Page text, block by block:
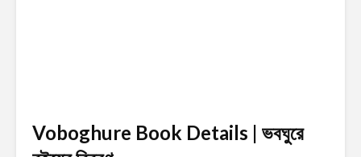
Voboghure Book Details | ভবঘুরে